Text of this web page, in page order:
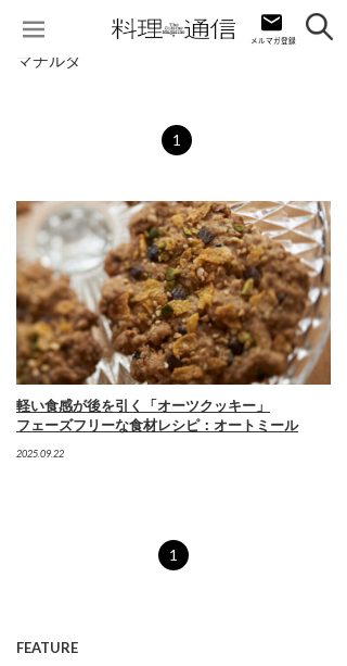
マチルダ
1
軽い食感が後を引く「オーツクッキー」
フェーズフリーな食材レシピ：オートミール
2025.09.22
1
FEATURE